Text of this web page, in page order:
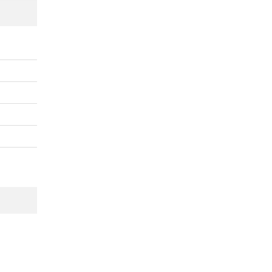
trộm.
thị